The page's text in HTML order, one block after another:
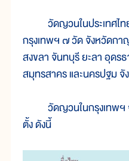
วัดญวนในประเทศไท
กรุงเทพฯ ๗ วัด จังหวัดก
สงขลา จันทบุรี ยะลา อุดร
สมุทรสาคร และนครปฐม จั
วัดญวนในกรุงเทพฯ
ตั้ง ดังนี้